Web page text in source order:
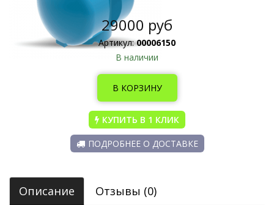
29000 руб
Артикул:00006150
В наличии
КУПИТЬ В 1 КЛИК
ПОДРОБНЕЕ О ДОСТАВКЕ
Описание Отзывы (0)